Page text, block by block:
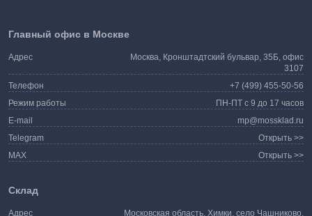
Главный офис в Москве
Адрес
Москва, Кронштадтский бульвар, 35Б, офис
3107
Телефон
+7 (499) 455-50-56
Режим работы
ПН-ПТ с 9 до 17 часов
E-mail
mp@mossklad.ru
Telegram
Открыть >>
MAX
Открыть >>
Склад
Адрес
Московская область, Химки, село Чашниково,